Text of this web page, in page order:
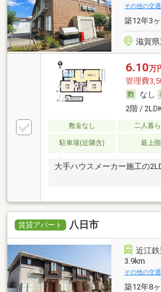
その他の交通
築12年3
滋賀
6.10万
管理費
なし
2階 /
敷金なし 二人暮
駐車場(近隣含) 最上階
大手ハウスメーカー施工の
賃貸アパート 八日市
近江
3.9km
その他の交通
築12年8